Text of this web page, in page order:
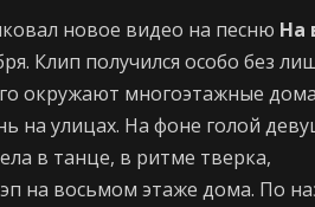
новое видео на песню На
Клип получился особо без
окружают многоэтажные
на улицах. На фоне голой
в танце, в ритме тверка,
на восьмом этаже дома. По